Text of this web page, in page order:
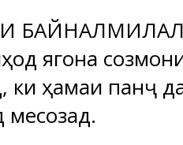
ягона
ҳамаи панҷ
месозад.